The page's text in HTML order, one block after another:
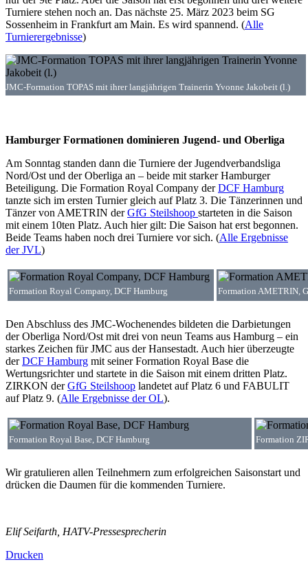
Turniere stehen noch an. Das nächste 25. März 2023 beim SG
Sossenheim in Frankfurt am Main. Es wird spannend. (Alle
Turnierergebnisse)
JMC-Formation TOPAS mit ihrer langjährigen Trainerin Yvonne Jakobeit (l.)
Hamburger Formationen dominieren Jugend- und Oberliga
Am Sonntag standen dann die Turniere der Jugendverbandsliga
Nord/Ost und der Oberliga an – beide mit starker Hamburger
Beteiligung. Die Formation Royal Company derDCF Hamburg
tanzte sich im ersten Turnier gleich auf Platz 3. Die Tänzerinnen und
Tänzer von AMETRIN derGfG Steilshoop starteten in die Saison
mit einem 10ten Platz. Auch hier gilt: Die Saison hat erst begonnen.
Beide Teams haben noch drei Turniere vor sich. (Alle Ergebnisse
der JVL)
Formation Royal Company, DCF Hamburg Formation AMETRIN,
Den Abschluss des JMC-Wochenendes bildeten die Darbietungen
der Oberliga Nord/Ost mit drei von neun Teams aus Hamburg – ein
starkes Zeichen für JMC aus der Hansestadt. Auch hier überzeugte
derDCF Hamburg mit seiner Formation Royal Base die
Wertungsrichter und startete in die Saison mit einem dritten Platz.
ZIRKON derGfG Steilshoop landetet auf Platz 6 und FABULIT
auf Platz 9. (Alle Ergebnisse der OL).
Formation Royal Base, DCF Hamburg Formation
Wir gratulieren allen Teilnehmern zum erfolgreichen Saisonstart und
drücken die Daumen für die kommenden Turniere.
Elif Seifarth, HATV-Pressesprecherin
Drucken